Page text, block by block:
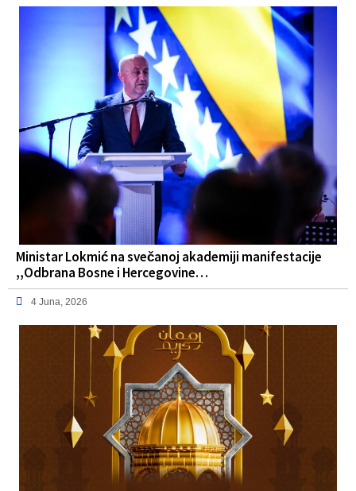
Ministar Lokmić na svečanoj akademiji manifestacije
,,Odbrana Bosne i Hercegovine…
4 Juna, 2026